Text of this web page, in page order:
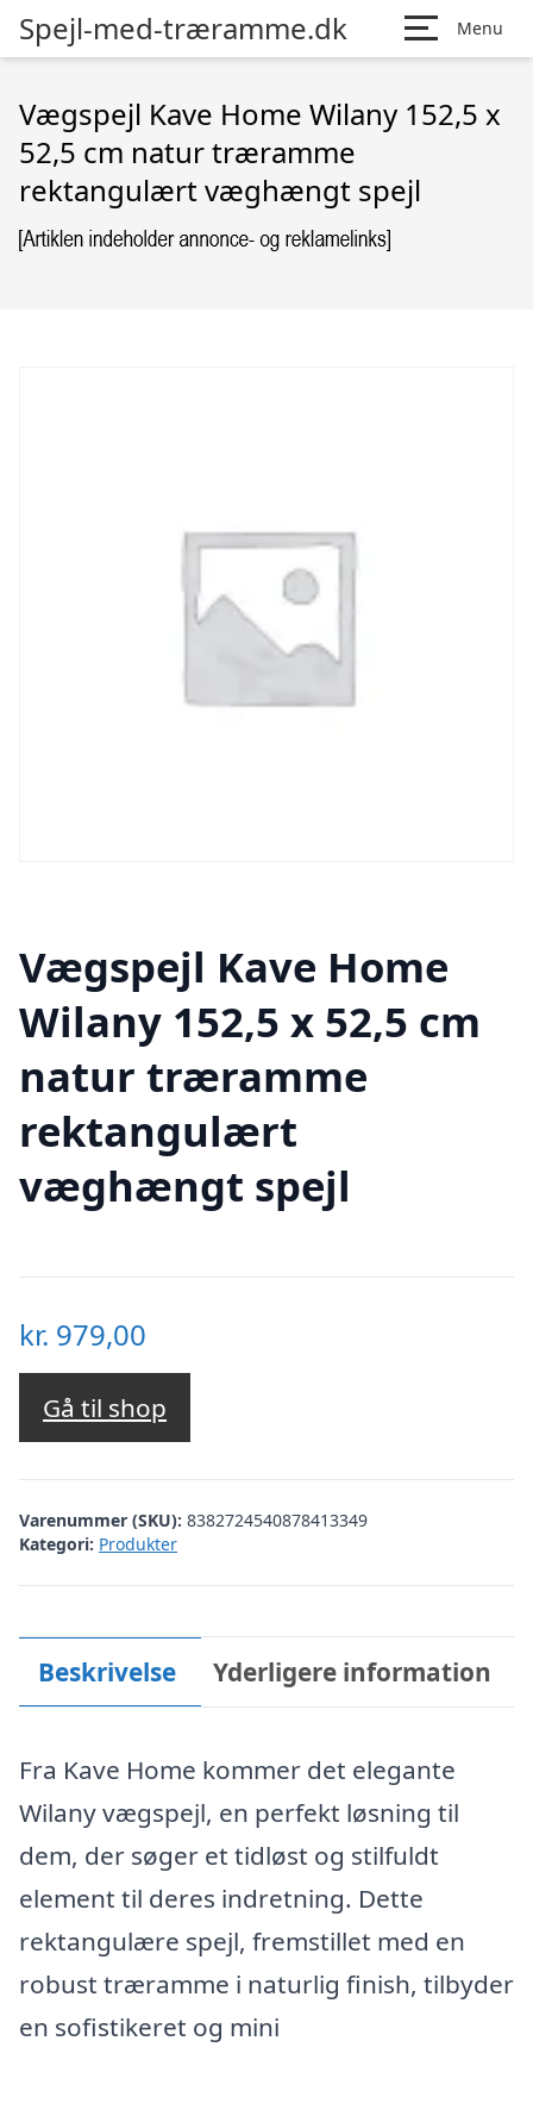
Spejl-med-træramme.dk Menu
Vægspejl Kave Home Wilany 152,5 x
52,5 cm natur træramme
rektangulært væghængt spejl
Vægspejl Kave Home
Wilany 152,5 x 52,5 cm
natur træramme
rektangulært
væghængt spejl
kr. 979,00
Gå til shop
Varenummer (SKU): 8382724540878413349
Kategori: Produkter
Beskrivelse Yderligere information
Fra Kave Home kommer det elegante
Wilany vægspejl, en perfekt løsning til
dem, der søger et tidløst og stilfuldt
element til deres indretning. Dette
rektangulære spejl, fremstillet med en
robust træramme i naturlig finish, tilbyder
en sofistikeret og mini